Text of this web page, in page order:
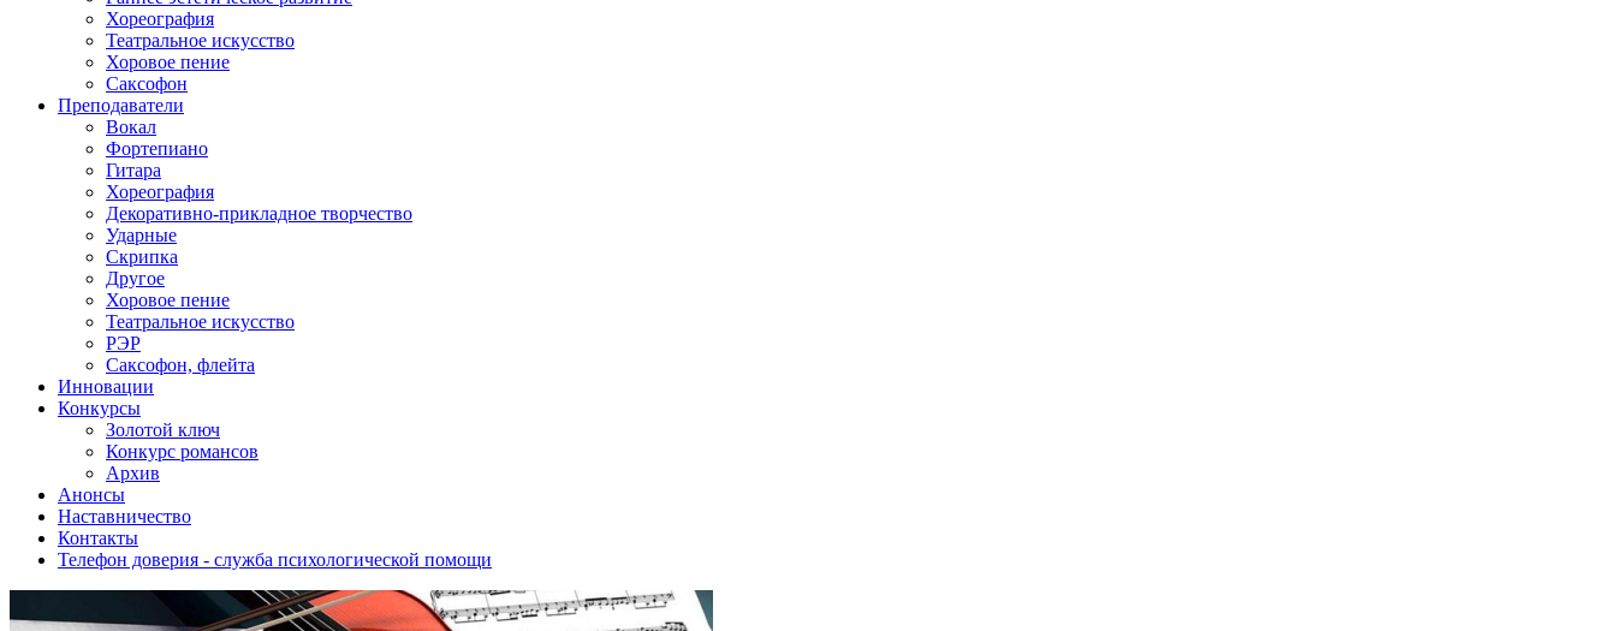
Хореография
Театральное искусство
Хоровое пение
Саксофон
Преподаватели
Вокал
Фортепиано
Гитара
Хореография
Декоративно-прикладное творчество
Ударные
Скрипка
Другое
Хоровое пение
Театральное искусство
РЭР
Саксофон, флейта
Инновации
Конкурсы
Золотой ключ
Конкурс романсов
Архив
Анонсы
Наставничество
Контакты
Телефон доверия - служба психологической помощи